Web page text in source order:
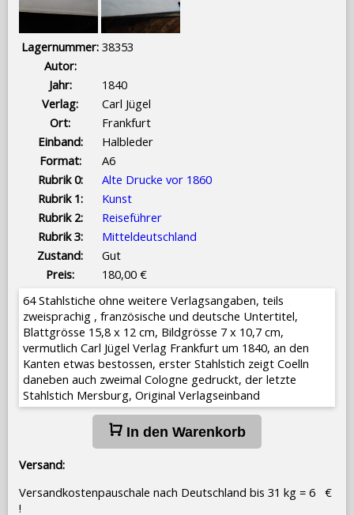
Lagernummer: 38353
Autor:
Jahr:
1840
Verlag:
Carl Jügel
Ort:
Frankfurt
Einband:
Halbleder
Format:
A6
Rubrik 0:
Alte Drucke vor 1860
Rubrik 1:
Kunst
Rubrik 2:
Reiseführer
Rubrik 3:
Mitteldeutschland
Zustand:
Gut
Preis:
180,00 €
64 Stahlstiche ohne weitere Verlagsangaben, teils
zweisprachig , französische und deutsche Untertitel,
Blattgrösse 15,8 x 12 cm, Bildgrösse 7 x 10,7 cm,
vermutlich Carl Jügel Verlag Frankfurt um 1840, an den
Kanten etwas bestossen, erster Stahlstich zeigt Coelln
daneben auch zweimal Cologne gedruckt, der letzte
Stahlstich Mersburg, Original Verlagseinband
In den Warenkorb
Versand:
Versandkostenpauschale nach Deutschland bis 31 kg = 6 €
!